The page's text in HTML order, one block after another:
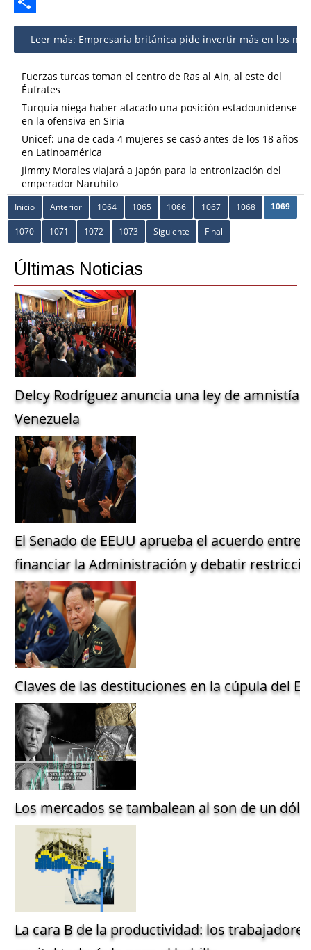
Share
Leer más: Empresaria británica pide invertir más en los
Fuerzas turcas toman el centro de Ras al Ain, al este del
Éufrates
Turquía niega haber atacado una posición estadounidense
en la ofensiva en Siria
Unicef: una de cada 4 mujeres se casó antes de los 18 años
en Latinoamérica
Jimmy Morales viajará a Japón para la entronización del
emperador Naruhito
Inicio Anterior 1064 1065 1066 1067 1068 1069
1070 1071 1072 1073 Siguiente Final
Últimas Noticias
Delcy Rodríguez anuncia una ley de amnistía
Venezuela
El Senado de EEUU aprueba el acuerdo entre
financiar la Administración y debatir
Claves de las destituciones en la cúpula del
Los mercados se tambalean al son de un
La cara B de la productividad: los